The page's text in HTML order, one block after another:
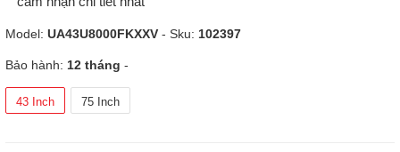
Model: UA43U8000FKXXV - Sku: 102397
Bảo hành: 12 tháng -
43 Inch 75 Inch